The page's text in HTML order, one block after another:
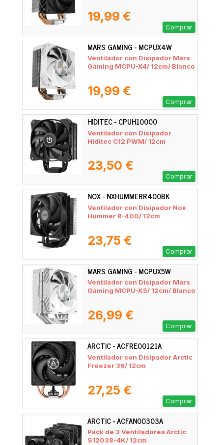
19,99 €
Comprar
MARS GAMING - MCPUX4W
Ventilador con Disipador Mars
Gaming MCPU-X4/ 12cm/ Blanco
19,99 €
Comprar
HIDITEC - CPUH10000
Ventilador con Disipador
Hiditec C12 PWM/ 12cm
23,50 €
Comprar
NOX - NXHUMMERR400BK
Ventilador con Disipador Nox
Hummer R-400/ 12cm
23,75 €
Comprar
MARS GAMING - MCPUX5W
Ventilador con Disipador Mars
Gaming MCPU-X5/ 12cm/ Blanco
26,99 €
Comprar
ARCTIC - ACFRE00121A
Ventilador con Disipador Arctic
Freezer 36/ 12cm
27,25 €
Comprar
ARCTIC - ACFAN00303A
Pack de 3 Ventiladores Arctic
S12038-4K/ 12cm